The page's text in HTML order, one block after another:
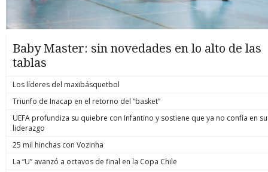
Baby Master: sin novedades en lo alto de las
tablas
Los líderes del maxibásquetbol
Triunfo de Inacap en el retorno del “basket”
UEFA profundiza su quiebre con Infantino y sostiene que ya no confía en su
liderazgo
25 mil hinchas con Vozinha
La “U” avanzó a octavos de final en la Copa Chile